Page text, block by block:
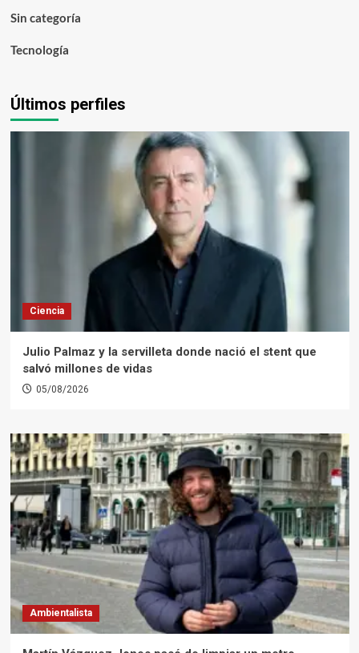
Sin categoría
Tecnología
Últimos perfiles
Ciencia
Julio Palmaz y la servilleta donde nació el stent que
salvó millones de vidas
05/08/2026
Ambientalista